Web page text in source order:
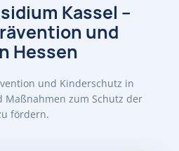
Kassel –
und
Hessen
und Kinderschutz in
Maßnahmen zum Schutz der
fördern.